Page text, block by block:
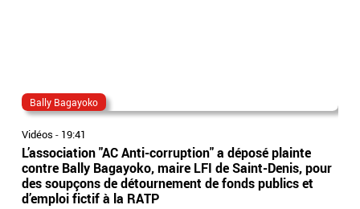
Bally Bagayoko
Vidéos - 19:41
L’association "AC Anti-corruption" a déposé plainte
contre Bally Bagayoko, maire LFI de Saint-Denis, pour
des soupçons de détournement de fonds publics et
d’emploi fictif à la RATP